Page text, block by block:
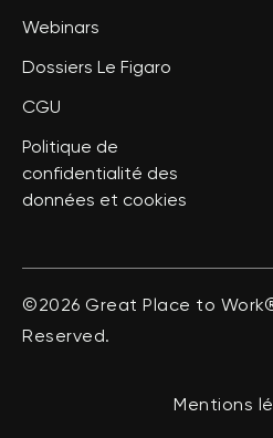
Webinars
Dossiers Le Figaro
CGU
Politique de
confidentialité des
données et cookies
©2026 Great Place to
Reserved.
Mentions